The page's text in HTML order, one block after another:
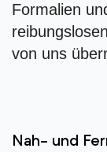
Formalien
von uns
Nah- und